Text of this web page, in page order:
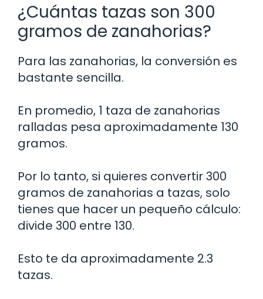
¿Cuántas tazas son 300
gramos de zanahorias?
Para las zanahorias, la conversión es
bastante sencilla.
En promedio, 1 taza de zanahorias
ralladas pesa aproximadamente 130
gramos.
Por lo tanto, si quieres convertir 300
gramos de zanahorias a tazas, solo
tienes que hacer un pequeño cálculo:
divide 300 entre 130.
Esto te da aproximadamente 2.3
tazas.